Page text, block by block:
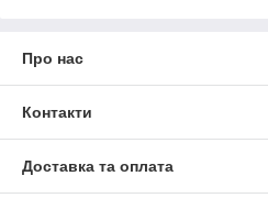
Про нас
Контакти
Доставка та оплата